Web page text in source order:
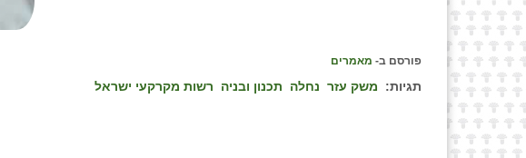
פורסם ב- מאמרים
תגיות: משק עזר נחלה תכנון ובניה רשות מקרקעי ישראל